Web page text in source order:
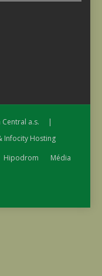
a.s. |
Infocity Hosting
Hipodrom
Média